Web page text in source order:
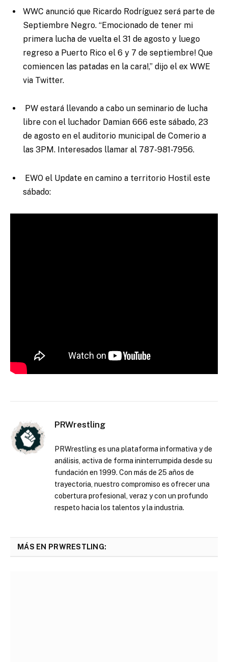
WWC anunció que Ricardo Rodríguez será parte de
Septiembre Negro. “Emocionado de tener mi
primera lucha de vuelta el 31 de agosto y luego
regreso a Puerto Rico el 6 y 7 de septiembre! Que
comiencen las patadas en la cara!,” dijo el ex WWE
via Twitter.
PW estará llevando a cabo un seminario de lucha
libre con el luchador Damian 666 este sábado, 23
de agosto en el auditorio municipal de Comerio a
las 3PM. Interesados llamar al 787-981-7956.
EWO el Update en camino a territorio Hostil este
sábado:
PRWrestling
PRWrestling es una plataforma informativa y de
análisis, activa de forma ininterrumpida desde su
fundación en 1999. Con más de 25 años de
trayectoria, nuestro compromiso es ofrecer una
cobertura profesional, veraz y con un profundo
respeto hacia los talentos y la industria.
MÁS EN PRWRESTLING: